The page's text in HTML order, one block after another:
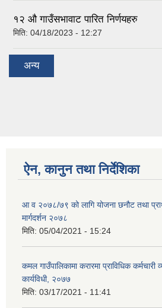
१२ औ गाउँसभावाट पारित निर्णयहरु
मिति: 04/18/2023 - 12:27
अन्य
ऐन, कानुन तथा निर्देशिका
आ व २०७८/७९ को लागि योजना छनौट तथा
मार्गदर्शन २०७८
मिति: 05/04/2021 - 15:24
कमल गाउँपालिकामा करारमा प्राविधिक कर्मचारी
कार्यविधी, २०७७
मिति: 03/17/2021 - 11:41